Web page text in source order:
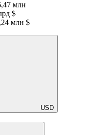
млн
$
млн $
USD